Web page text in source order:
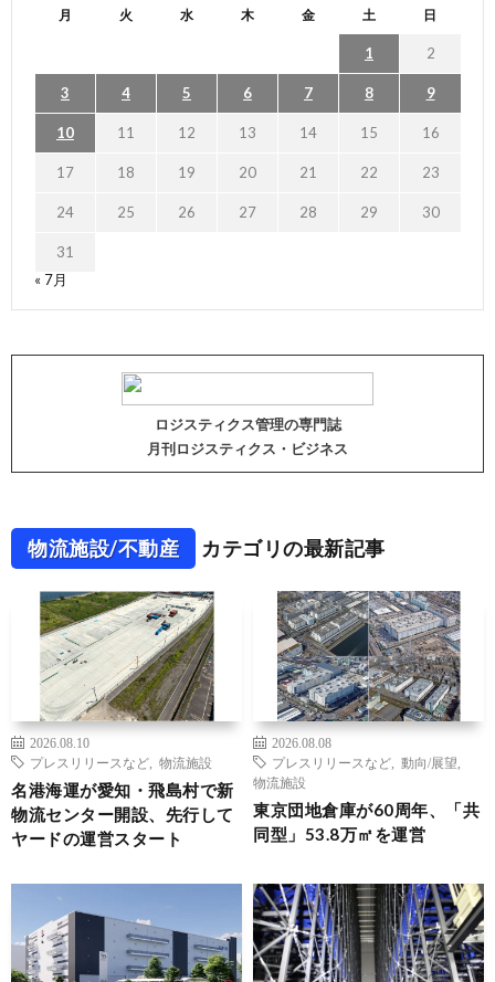
月 火 水 木 金 土 日
1 2
3 4 5 6 7 8 9
10 11 12 13 14 15 16
17 18 19 20 21 22 23
24 25 26 27 28 29 30
31
« 7月
ロジスティクス管理の専門誌
月刊ロジスティクス・ビジネス
物流施設/不動産 カテゴリの最新記事
2026.08.10
プレスリリースなど
物流施設
名港海運が愛知・飛島村で新
物流センター開設、先行して
ヤードの運営スタート
2026.08.08
プレスリリースなど
動向/展望
物流施設
東京団地倉庫が60周年、「共
同型」53.8万㎡を運営